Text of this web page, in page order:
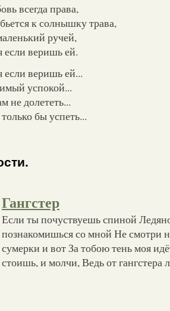
всегда права,
к солнышку трава,
ручей,
если веришь ей.
веришь ей...
успокой...
не долететь...
бы успеть...
Гангстер
Если ты почуствуешь спиной
познакомишься со мной Не смотри
сумерки и вот За тобою тень моя
стоишь, и молчи, Ведь от